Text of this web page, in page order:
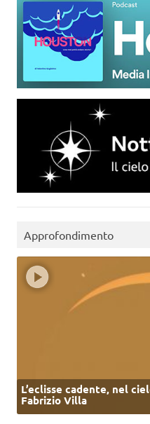
Approfondimento
L’eclisse cadente, nel
Fabrizio Villa